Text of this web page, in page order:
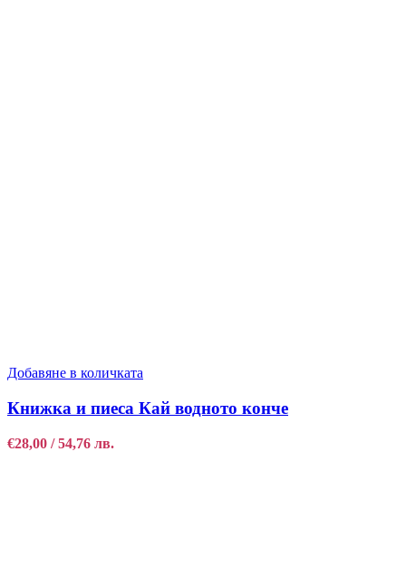
Добавяне в количката
Книжка и пиеса Кай водното конче
€28,00 / 54,76 лв.